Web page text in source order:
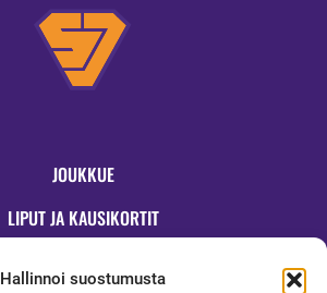
Hallinnoi suostumusta
JOUKKUE
LIPUT JA KAUSIKORTIT